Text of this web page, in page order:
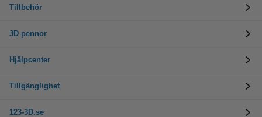
Tillbehör
3D pennor
Hjälpcenter
Tillgänglighet
123-3D.se